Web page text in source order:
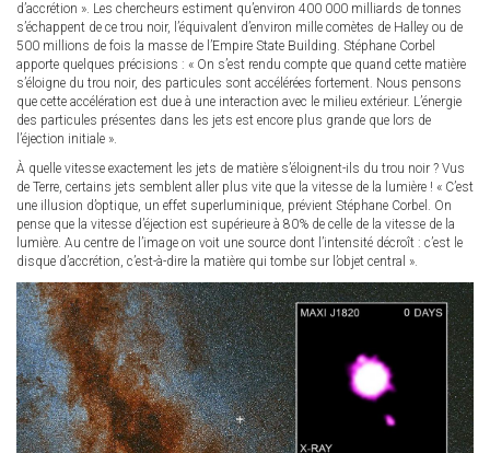
d’accrétion ». Les chercheurs estiment qu’environ 400 000 milliards de tonnes
s’échappent de ce trou noir, l’équivalent d’environ mille comètes de Halley ou de
500 millions de fois la masse de l’Empire State Building. Stéphane Corbel
apporte quelques précisions : « On s’est rendu compte que quand cette matière
s’éloigne du trou noir, des particules sont accélérées fortement. Nous pensons
que cette accélération est due à une interaction avec le milieu extérieur. L’énergie
des particules présentes dans les jets est encore plus grande que lors de
l’éjection initiale ».
À quelle vitesse exactement les jets de matière s’éloignent-ils du trou noir ? Vus
de Terre, certains jets semblent aller plus vite que la vitesse de la lumière ! « C’est
une illusion d’optique, un effet superluminique, prévient Stéphane Corbel. On
pense que la vitesse d’éjection est supérieure à 80% de celle de la vitesse de la
lumière. Au centre de l’image on voit une source dont l’intensité décroît : c’est le
disque d’accrétion, c’est-à-dire la matière qui tombe sur l’objet central ».